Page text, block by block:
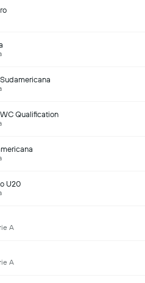
Qualification
U20
A
A
(2.5)